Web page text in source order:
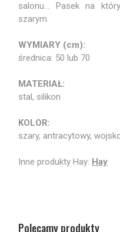
salonu... Pasek na
szarym.
WYMIARY (cm):
średnica: 50 lub 70
MATERIAŁ:
stal, silikon
KOLOR:
szary, antracytowy,
Inne produkty Hay: Hay
Polecamy produkty